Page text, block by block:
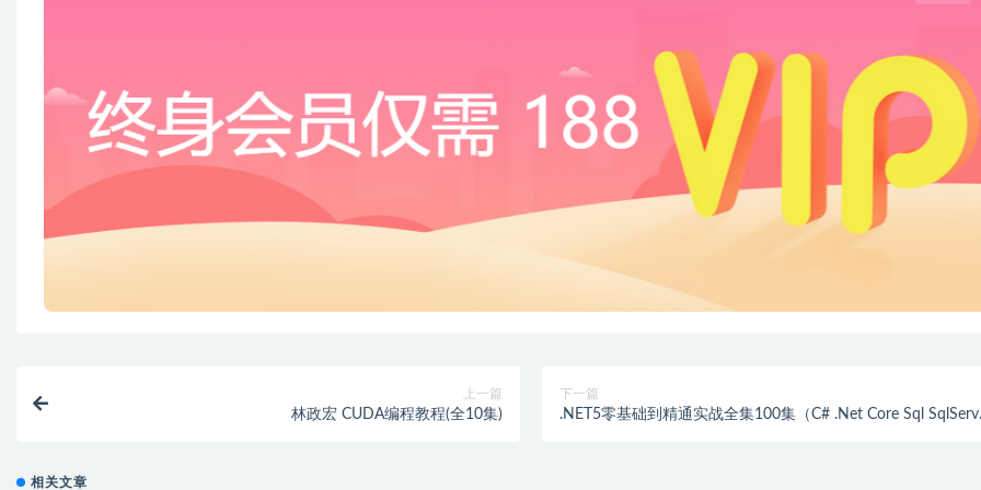
上一篇
林政宏 CUDA编程教程(全10集)
下一篇
.NET5零基础到精通实战全集100集（C# .Net Core Sql
相关文章